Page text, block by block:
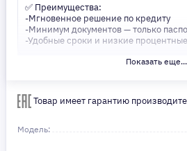
✅ Преимущества:
-Мгновенное решение по кредиту
-Минимум документов — только
-Удобные сроки и низкие
Не откладывайте свои желания на
Показать еще...
Товар имеет гарантию
Модель: